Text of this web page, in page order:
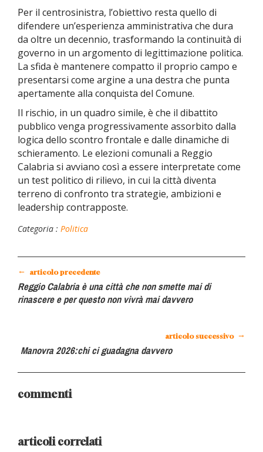
Per il centrosinistra, l’obiettivo resta quello di
difendere un’esperienza amministrativa che dura
da oltre un decennio, trasformando la continuità di
governo in un argomento di legittimazione politica.
La sfida è mantenere compatto il proprio campo e
presentarsi come argine a una destra che punta
apertamente alla conquista del Comune.
Il rischio, in un quadro simile, è che il dibattito
pubblico venga progressivamente assorbito dalla
logica dello scontro frontale e dalle dinamiche di
schieramento. Le elezioni comunali a Reggio
Calabria si avviano così a essere interpretate come
un test politico di rilievo, in cui la città diventa
terreno di confronto tra strategie, ambizioni e
leadership contrapposte.
Categoria : Politica
← articolo precedente
Reggio Calabria è una città che non smette mai di
rinascere e per questo non vivrà mai davvero
articolo successivo →
Manovra 2026:chi ci guadagna davvero
commenti
articoli correlati